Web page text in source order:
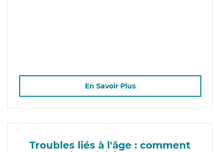
En Savoir Plus
Troubles liés à l'âge : comment